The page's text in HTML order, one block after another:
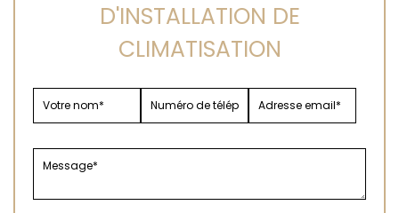
D'INSTALLATION DE
CLIMATISATION